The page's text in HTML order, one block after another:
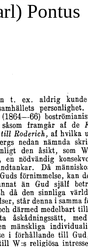
Pontus